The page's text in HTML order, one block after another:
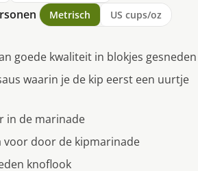
Metrisch US cups/oz
goede kwaliteit in blokjes gesneden
waarin je de kip eerst een uurtje
in de marinade
voor door de kipmarinade
knoflook